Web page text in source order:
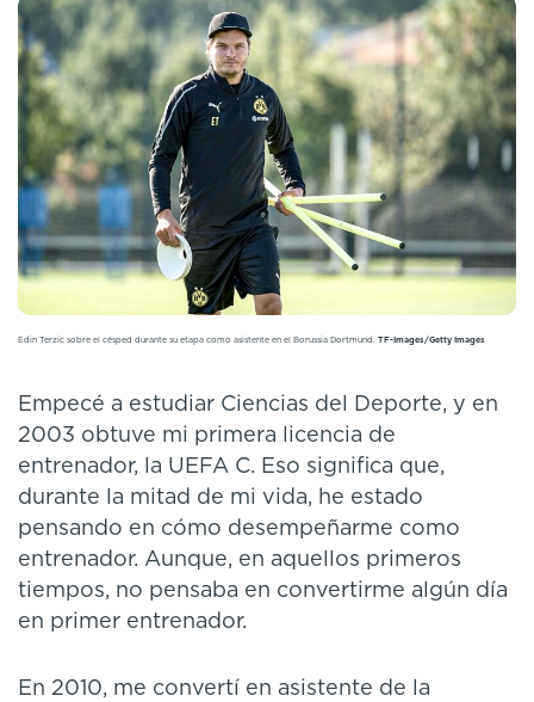
Edin Terzic sobre el césped durante su etapa como asistente en el Borussia Dortmund. TF-Images/Getty Images
Empecé a estudiar Ciencias del Deporte, y en
2003 obtuve mi primera licencia de
entrenador, la UEFA C. Eso significa que,
durante la mitad de mi vida, he estado
pensando en cómo desempeñarme como
entrenador. Aunque, en aquellos primeros
tiempos, no pensaba en convertirme algún día
en primer entrenador.
En 2010, me convertí en asistente de la